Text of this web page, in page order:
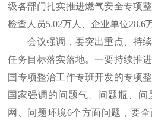
级各部门扎实推进燃气安全专项
检查人员5.02万人、企业单位28.6
会议强调，要突出重点、持续
任务目标落实落地。一要持续推
国专项整治工作专班开发的专项
国家强调的问题气、问题瓶、
网、问题环境6个方面问题，要